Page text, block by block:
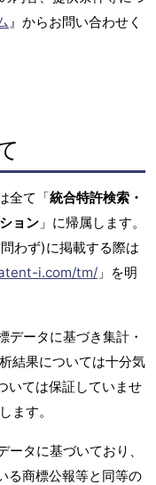
』からお問い合わせく
全て「統合特許検索・
ョン 」に帰属します。
わず)に掲載する際は
i.com/tm/ 」を明
データに基づき集計・
結果については十分気
いては保証していませ
ます。
タに基づいており、
る商標公報等と同等の